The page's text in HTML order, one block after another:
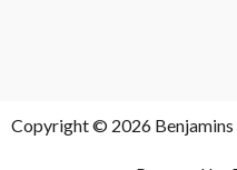
Copyright © 2026 Benjamins